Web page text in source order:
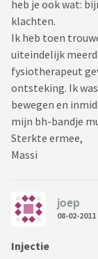
heb je ook wat:
klachten.
Ik heb toen
uiteindelijk
fysiotherapeut
ontsteking. Ik
bewegen en
mijn bh-bandje
Sterkte ermee,
Massi
joep
08-02-2011
Injectie